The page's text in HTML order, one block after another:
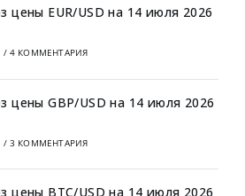
цены EUR/USD на 14 июля 2026
/ 4 КОММЕНТАРИЯ
цены GBP/USD на 14 июля 2026
/ 3 КОММЕНТАРИЯ
цены BTC/USD на 14 июля 2026